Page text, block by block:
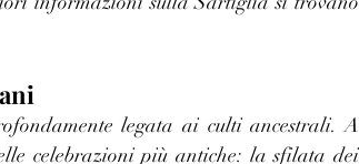
legata ai culti ancestrali. A